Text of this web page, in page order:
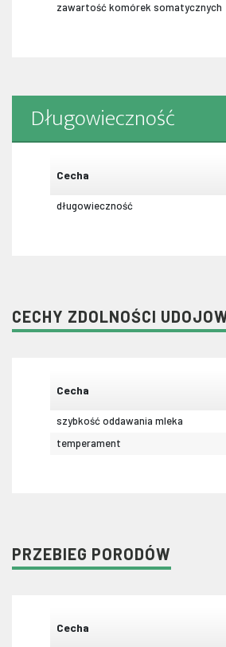
zawartość komórek somatycznych
Długowieczność
Cecha
długowieczność
CECHY ZDOLNOŚCI
Cecha
szybkość oddawania mleka
temperament
PRZEBIEG PORODÓW
Cecha